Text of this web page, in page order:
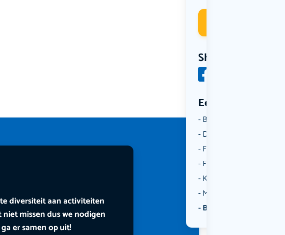
Share
Een aantal
Borrelen
Dansen
Fietsen
Film
Kunst & Cultuur
Muziek
Bekijk alle categorieën
diversiteit aan activiteiten
missen dus we nodigen
er samen op uit!